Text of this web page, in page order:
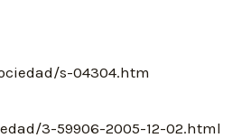
s-04304.htm
3-59906-2005-12-02.html